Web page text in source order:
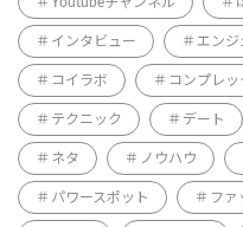
インタビュー エンジ
コイラボ コンプレッ
テクニック デート
ネタ ノウハウ
パワースポット ファ